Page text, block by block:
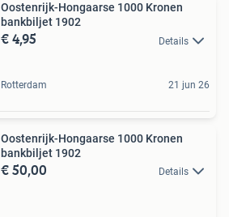
Oostenrijk-Hongaarse 1000 Kronen
bankbiljet 1902
€ 4,95 Details
Rotterdam 21 jun 26
Oostenrijk-Hongaarse 1000 Kronen
bankbiljet 1902
€ 50,00 Details